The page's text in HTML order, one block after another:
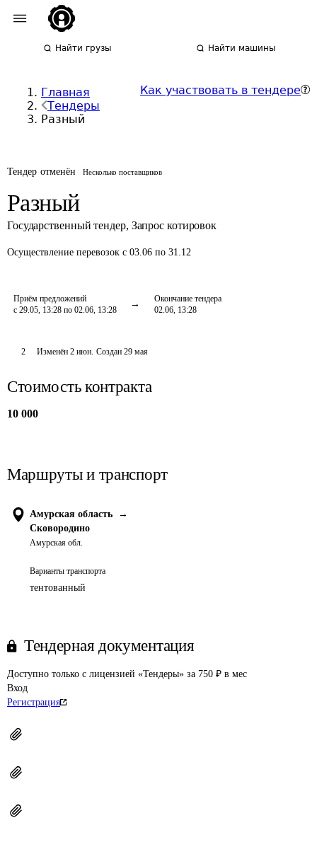
Найти грузы Найти машины
Главная
Тендеры
Разный
Как участвовать в тендере
Тендер отменён Несколько поставщиков
Разный
Государственный тендер, Запрос котировок
Осуществление перевозок с 03.06 по 31.12
Приём предложений
с 29.05, 13:28 по 02.06, 13:28
Окончание тендера
02.06, 13:28
2 Изменён 2 июн. Создан 29 мая
Стоимость контракта
10 000
Маршруты и транспорт
Амурская область
→
Сковородино
Амурская обл.
Варианты транспорта
тентованный
Тендерная документация
Доступно только с лицензией «Тендеры» за 750 ₽ в мес
Вход
Регистрация